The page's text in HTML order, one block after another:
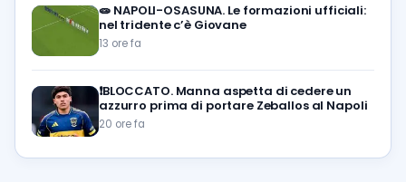
🧫 NAPOLI-OSASUNA. Le formazioni ufficiali:
nel tridente c’è Giovane
13 ore fa
❗️BLOCCATO. Manna aspetta di cedere un
azzurro prima di portare Zeballos al Napoli
20 ore fa